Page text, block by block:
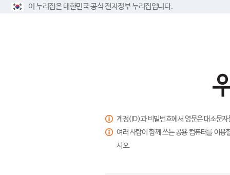
이 누리집은 대한민국 공식 전자정부 누리집입니다.
계정(ID)과 비밀번호에서 영문은 대소문
여러 사람이 함께 쓰는 공용 컴퓨터를 이
시오.